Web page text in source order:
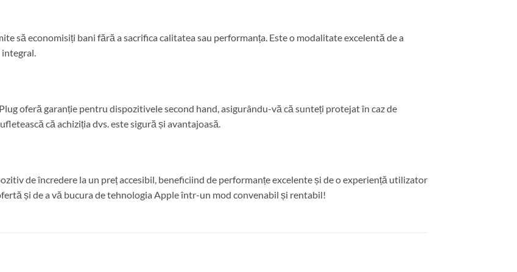
să economisiți bani fără a sacrifica calitatea sau performanța. Este o modalitate excelentă de a
integral.
oferă garanție pentru dispozitivele second hand, asigurându-vă că sunteți protejat în caz de
că achiziția dvs. este sigură și avantajoasă.
de încredere la un preț accesibil, beneficiind de performanțe excelente și de o experiență utilizator
și de a vă bucura de tehnologia Apple într-un mod convenabil și rentabil!